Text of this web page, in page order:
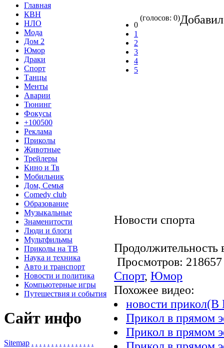
Главная
КВН
НЛО
Мода
Дом 2
Юмор
Драки
Спорт
Танцы
Менты
Аварии
Тюнинг
Фокусы
+100500
Реклама
Приколы
Животные
Трейлеры
Кино и Тв
Мобильник
Дом, Семья
Comedy club
Образование
Музыкальные
Знаменитости
Люди и блоги
Мультфильмы
Приколы на ТВ
Наука и техника
Авто и транспорт
Новости и политика
Компьютерные игры
Путешествия и события
Сайт инфо
Sitemap . . . . . . . . . . . . . . . .
0
1
2
3
4
5
(голосов: 0)
Новости спорта
Продолжительность
Просмотров:
Спорт, Юмор
Похожее видео:
новости
Прикол в прямом
Прикол в прямом